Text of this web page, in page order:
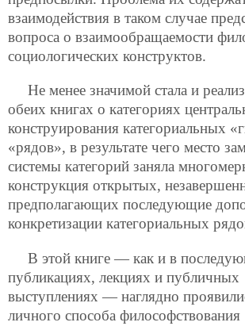
взаимодействия в таком случае
вопроса о взаимообращаемости
социологических конструктов.
Не менее значимой стала и
обеих книгах о категориях
конструирования категориальных
«рядов», в результате чего место
системы категорий заняла
конструкция открытых,
предполагающих последующие
конкретизации категориальных
В этой книге — как и в
публикациях, лекциях и публичных
выступлениях — наглядно
личного способа философствования